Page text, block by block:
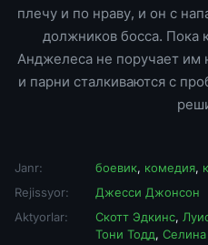
плечу и по нраву, и он с
должников босса. Пока
Анджелеса не поручает им
и парни сталкиваются с
Janr: боевик, комедия,
Rejissyor:
Джесси Джонсон
Aktyorlar:
Скотт Эдкинс,
Тони Тодд,